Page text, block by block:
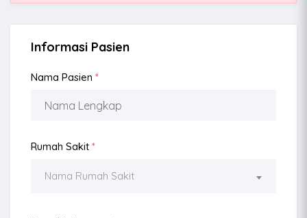
Informasi Pasien
Nama Pasien *
Rumah Sakit *
Nama Rumah Sakit